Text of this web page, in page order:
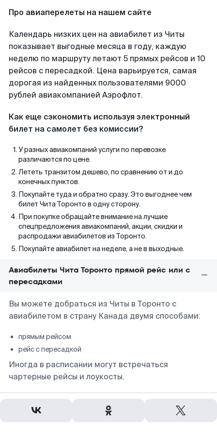
Про авиаперелеты на нашем сайте
Календарь низких цен на авиабилет из Читы
показывает выгодные месяца в году, каждую
неделю по маршруту летают 5 прямых рейсов и 10
рейсов с пересадкой. Цена варьируется, самая
дорогая из найденных пользователями 9000
рублей авиакомпанией Аэрофлот.
Как еще сэкономить используя электронный
билет на самолет без комиссии?
У разных авиакомпаний услуги по перевозке
различаются по цене.
Лететь транзитом дешево, по сравнению от и до
конечных пунктов.
Покупайте туда и обратно сразу. Это выгоднее чем
билет Чита Торонто в одну сторону.
При покупке обращайте внимание на лучшие
спецпредложения авиакомпаний, акции, скидки и
распродажи авиабилетов из Торонто.
Покупайте авиабилет на неделе, а не в выходные.
Авиабилеты Чита Торонто прямой рейс или с
пересадками
Вы можете добраться из Читы в Торонто с
авиабилетом в страну Канада двумя способами:
прямым рейсом
рейс с пересадкой
Иногда в расписании могут встречаться
чартерные рейсы и лоукосты.